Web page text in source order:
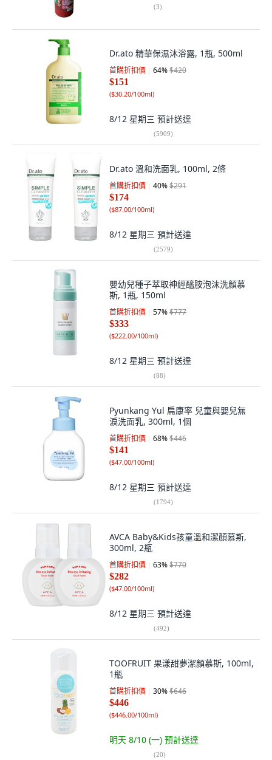
(3)
Dr.ato 精華保濕沐浴露, 1瓶, 500ml
首購折扣價 64%$420
$151
($30.20/100ml)
8/12 星期三 預計送達
(5909)
Dr.ato 溫和洗面乳, 100ml, 2條
首購折扣價 40%$291
$174
($87.00/100ml)
8/12 星期三 預計送達
(2579)
嬰幼兒種子萃取神經醯胺泡沫洗顏慕
斯, 1瓶, 150ml
首購折扣價 57%$777
$333
($222.00/100ml)
8/12 星期三 預計送達
(88)
Pyunkang Yul 扁康率 兒童與嬰兒無
淚洗面乳, 300ml, 1個
首購折扣價 68%$446
$141
($47.00/100ml)
8/12 星期三 預計送達
(1794)
AVCA Baby&Kids孩童溫和潔顏慕斯,
300ml, 2瓶
首購折扣價 63%$770
$282
($47.00/100ml)
8/12 星期三 預計送達
(492)
TOOFRUIT 果漾甜夢潔顏慕斯, 100ml,
1瓶
首購折扣價 30%$646
$446
($446.00/100ml)
明天 8/10 (一) 預計送達
(20)